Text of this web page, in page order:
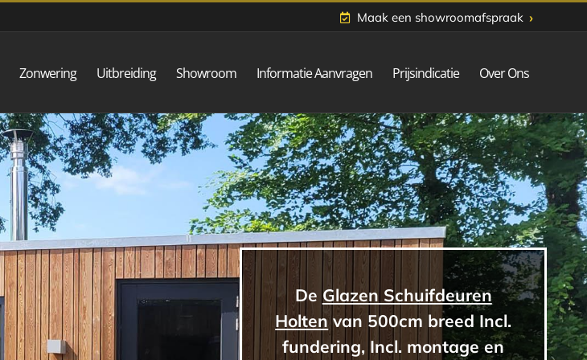
Maak een showroomafspraak ›
Zonwering Uitbreiding Showroom Informatie Aanvragen Prijsindicatie Over Ons
De Glazen Schuifdeuren
Holtenvan 500cm breed Incl.
fundering, Incl. montage en